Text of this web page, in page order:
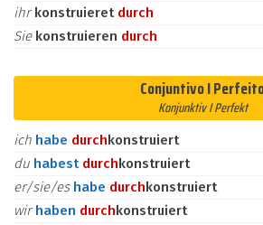
ihrkonstruieret durch
Sie konstruieren durch
Conjuntivo I
Konjunktiv I Perfekt
ich habe durchkonstruiert
du habest durchkonstruiert
er/sie/es habe durchkonstruiert
wirhaben durchkonstruiert